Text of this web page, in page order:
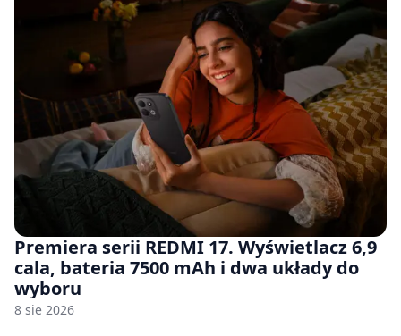
Premiera serii REDMI 17. Wyświetlacz 6,9
cala, bateria 7500 mAh i dwa układy do
wyboru
8 sie 2026